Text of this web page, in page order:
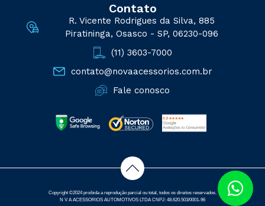
Contato
R. Vicente Rodrigues da Silva, 885
Piratininga, Osasco - SP, 06230-096
(11) 3603-7000
contato@novaacessorios.com.br
Fale conosco
Copyright ©2024 proibida a reprodução parcial ou total, todos os direitos reservados.
N V A ACESSORIOS AUTOMOTIVOS LTDA CNPJ: 48.620.503/0001-96